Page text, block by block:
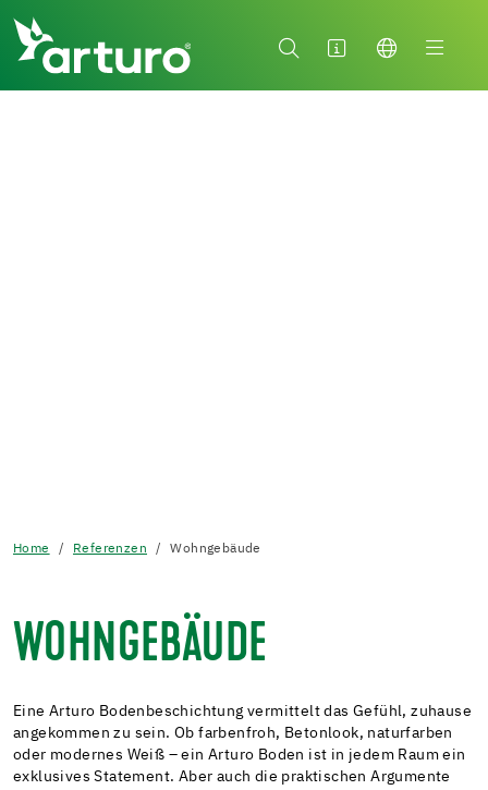
Home Referenzen Wohngebäude
WOHNGEBÄUDE
Eine Arturo Bodenbeschichtung vermittelt das Gefühl, zuhause
angekommen zu sein. Ob farbenfroh, Betonlook, naturfarben
oder modernes Weiß – ein Arturo Boden ist in jedem Raum ein
exklusives Statement. Aber auch die praktischen Argumente